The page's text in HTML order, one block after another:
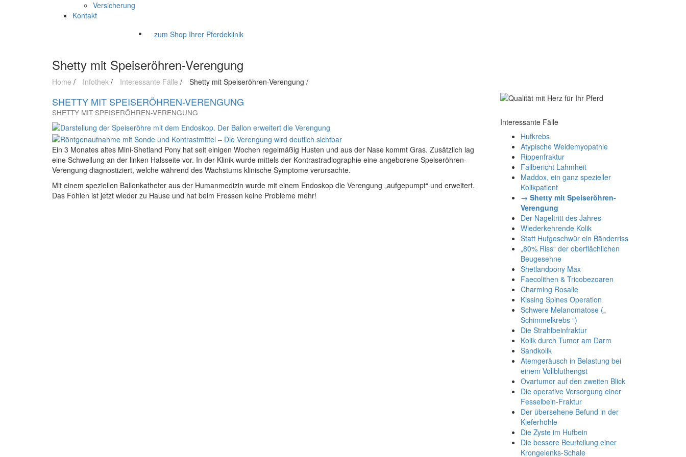
Versicherung
Kontakt
zum Shop Ihrer Pferdeklinik
Shetty mit Speiseröhren-Verengung
Home / Infothek / Interessante Fälle / Shetty mit Speiseröhren-Verengung /
SHETTY MIT SPEISERÖHREN-VERENGUNG
SHETTY MIT SPEISERÖHREN-VERENGUNG
Ein 3 Monates altes Mini-Shetland Pony hat seit einigen Wochen regelmäßig Husten und aus der Nase kommt Gras. Zusätzlich lag
eine Schwellung an der linken Halsseite vor. In der Klinik wurde mittels der Kontrastradiographie eine angeborene Speiseröhren-
Verengung diagnostiziert, welche während des Wachstums klinische Symptome verursachte.
Mit einem speziellen Ballonkatheter aus der Humanmedizin wurde mit einem Endoskop die Verengung „aufgepumpt“ und erweitert.
Das Fohlen ist jetzt wieder zu Hause und hat beim Fressen keine Probleme mehr!
Interessante Fälle
Hufkrebs
Atypische Weidemyopathie
Rippenfraktur
Fallbericht Lahmheit
Maddox, ein ganz spezieller
Kolikpatient
→ Shetty mit Speiseröhren-
Verengung
Der Nageltritt des Jahres
Wiederkehrende Kolik
Statt Hufgeschwür ein Bänderriss
„80% Riss“ der oberflächlichen
Beugesehne
Shetlandpony Max
Faecolithen & Tricobezoaren
Charming Rosalie
Kissing Spines Operation
Schwere Melanomatose („
Schimmelkrebs “)
Die Strahlbeinfraktur
Kolik durch Tumor am Darm
Sandkolik
Atemgeräusch in Belastung bei
einem Vollbluthengst
Ovartumor auf den zweiten Blick
Die operative Versorgung einer
Fesselbein-Fraktur
Der übersehene Befund in der
Kieferhöhle
Die Zyste im Hufbein
Die bessere Beurteilung einer
Krongelenks-Schale